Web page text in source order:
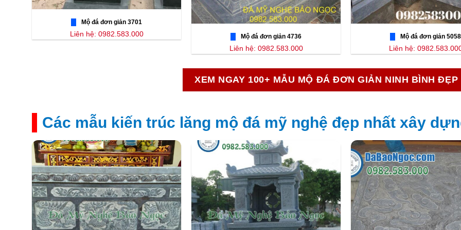
Mộ đá đơn giản 3701
Liên hệ: 0982.583.000 Mộ đá đơn giản 4736
Liên hệ: 0982.583.000
Mộ đá đơn giản 5058
Liên hệ:
XEM NGAY 100+ MẪU MỘ ĐÁ ĐƠN GIẢN NINH BÌNH ĐẸP
Các mẫu kiến trúc lăng mộ đá mỹ nghệ đẹp nhất xây